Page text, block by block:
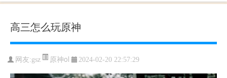
高三怎么玩原神
网友:gsz 原神ol 2024-02-20 22:57:29